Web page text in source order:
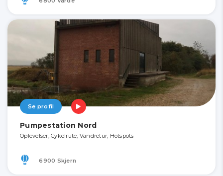
Se profil
Pumpestation Nord
Oplevelser, Cykelrute, Vandretur, Hotspots
6900 Skjern